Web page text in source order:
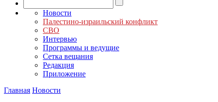
Новости
Палестино-израильский конфликт
СВО
Интервью
Программы и ведущие
Сетка вещания
Редакция
Приложение
Главная Новости